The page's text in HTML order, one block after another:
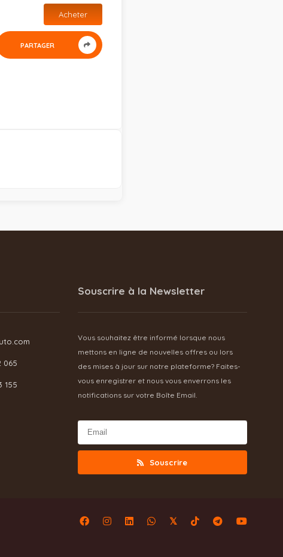
Acheter
PARTAGER
065
155
Souscrire à la Newsletter
Vous souhaitez être informé lorsque nous
mettons en ligne de nouvelles offres ou lors
des mises à jour sur notre plateforme? Faites-
vous enregistrer et nous vous enverrons les
notifications sur votre Boîte Email.
Souscrire
𝕏